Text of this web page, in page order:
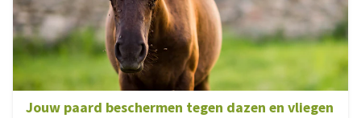
Jouw paard beschermen tegen dazen en vliegen